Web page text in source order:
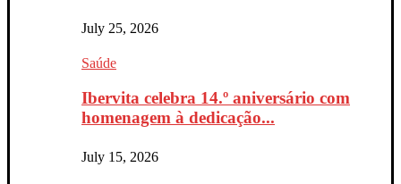
July 25, 2026
Saúde
Ibervita celebra 14.º aniversário com
homenagem à dedicação...
July 15, 2026